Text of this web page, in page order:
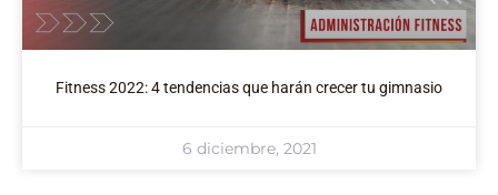
Fitness 2022: 4 tendencias que harán crecer tu gimnasio
6 diciembre, 2021